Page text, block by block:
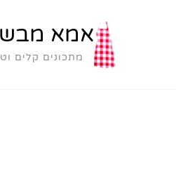
אמא
מתכונים קלים